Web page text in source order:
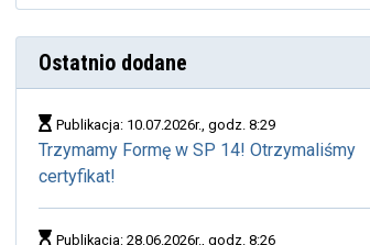
Ostatnio dodane
Publikacja: 10.07.2026r., godz. 8:29
Trzymamy Formę w SP 14! Otrzymaliśmy
certyfikat!
Publikacja: 28.06.2026r., godz. 8:26